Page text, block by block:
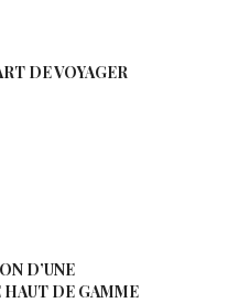
DE VOYAGER
D’UNE
HAUT DE GAMME